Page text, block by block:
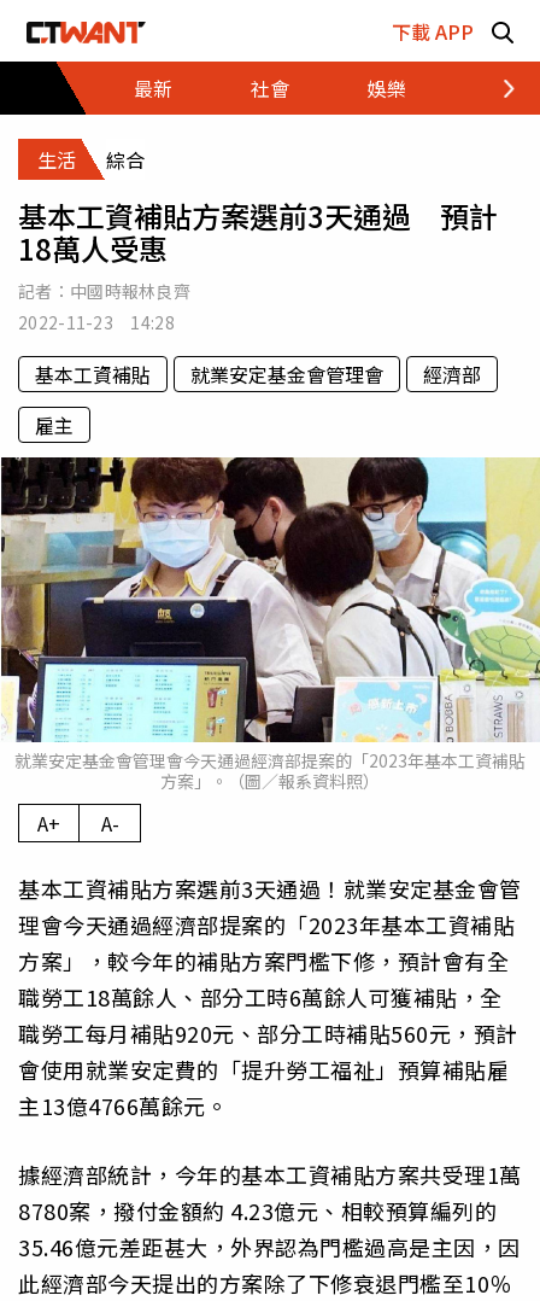
下載 APP
最新
社會 娛樂 財經
生活 綜合
基本工資補貼方案選前3天通過 預計
18萬人受惠
記者： 中國時報林良齊
2022-11-23 14:28
基本工資補貼 就業安定基金會管理會
經濟部
雇主
就業安定基金會管理會今天通過經濟部提案的「2023年基本工資補貼
方案」。（圖／報系資料照）
A+ A-
基本工資補貼方案選前3天通過！就業安定基金會管
理會今天通過經濟部提案的「2023年基本工資補貼
方案」，較今年的補貼方案門檻下修，預計會有全
職勞工18萬餘人、部分工時6萬餘人可獲補貼，全
職勞工每月補貼920元、部分工時補貼560元，預計
會使用就業安定費的「提升勞工福祉」預算補貼雇
主13億4766萬餘元。
據經濟部統計，今年的基本工資補貼方案共受理1萬
8780案，撥付金額約 4.23億元、相較預算編列的
35.46億元差距甚大，外界認為門檻過高是主因，因
此經濟部今天提出的方案除了下修衰退門檻至10％